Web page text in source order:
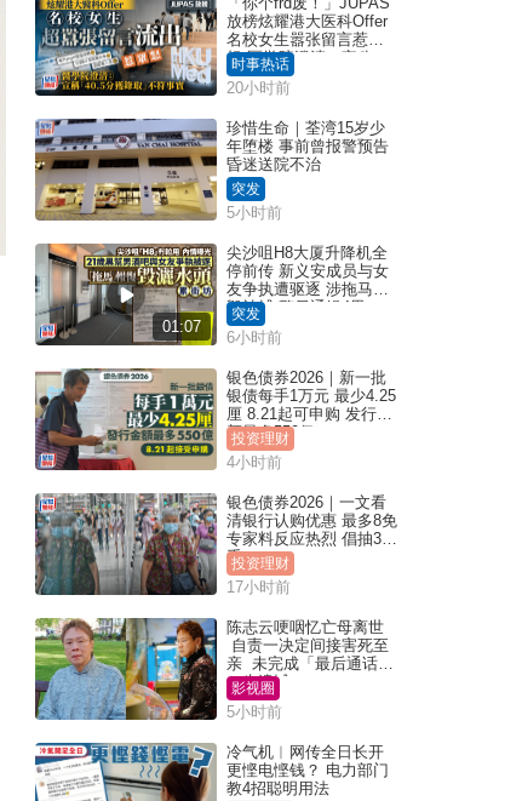
放榜炫耀港大医科Offer
名校女生嚣张留言惹众
怒 医学院澄清：宣称
「40.5分获录取」不符事
实｜Juicy叮
时事热话
20小时前
珍惜生命｜荃湾15岁少
年堕楼 事前曾报警预告
昏迷送院不治
突发
5小时前
01:07
尖沙咀H8大厦升降机全
停前传 新义安成员与女
友争执遭驱逐 涉拖马刑
毁被捕 警另通缉4男
突发
6小时前
银色债券2026｜新一批
银债每手1万元 最少4.25
厘 8.21起可申购 发行金
额最多550亿
投资理财
4小时前
银色债券2026｜一文看
清银行认购优惠 最多8免
专家料反应热烈 倡抽30
手
投资理财
17小时前
陈志云哽咽忆亡母离世
自责一决定间接害死至
亲 未完成「最后通话」
一生遗憾
影视圈
5小时前
冷气机︱网传全日长开
更悭电悭钱？ 电力部门
教4招聪明用法